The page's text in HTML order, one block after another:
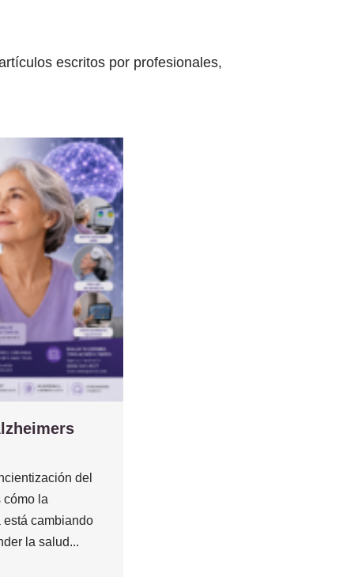
escritos por profesionales,
del
cómo la
está cambiando
la salud...